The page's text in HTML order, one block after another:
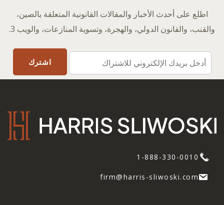
اطلع على أحدث الأخبار والمقالات القانونية المتعلقة بالصين،
والقنب، والقانون الدولي، والهجرة، وتسوية المنازعات، والويب 3.
1-888-330-0010
firm@harris-sliwoski.com